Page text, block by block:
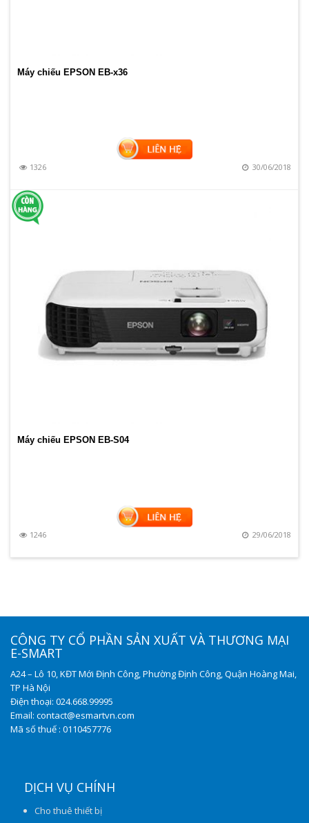
Máy chiếu EPSON EB-x36
1326 30/06/2018
Máy chiếu EPSON EB-S04
1246 29/06/2018
CÔNG TY CỔ PHẦN SẢN XUẤT VÀ THƯƠNG MẠI
E-SMART
A24 – Lô 10, KĐT Mới Định Công, Phường Định Công, Quận Hoàng Mai,
TP Hà Nội
Điện thoại: 024.668.99995
Email: contact@esmartvn.com
Mã số thuế : 0110457776
DỊCH VỤ CHÍNH
Cho thuê thiết bị